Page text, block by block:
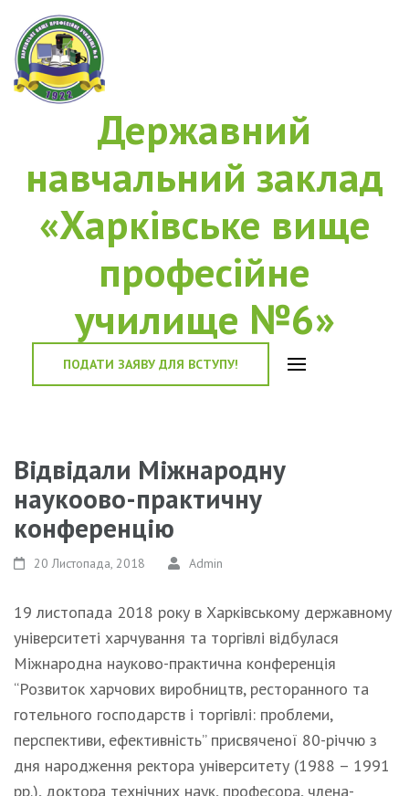
Державний
навчальний заклад
«Харківське вище
професійне
училище №6»
ПОДАТИ ЗАЯВУ ДЛЯ ВСТУПУ!
Відвідали Міжнародну
наукоово-практичну
конференцію
20 Листопада, 2018 Admin
19 листопада 2018 року в Харківському державному
університеті харчування та торгівлі відбулася
Міжнародна науково-практична конференція
“Розвиток харчових виробництв, ресторанного та
готельного господарств і торгівлі: проблеми,
перспективи, ефективність” присвяченої 80-річчю з
дня народження ректора університету (1988 – 1991
рр.), доктора технічних наук, професора, члена-